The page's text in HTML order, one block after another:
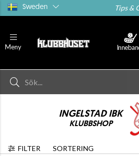
Sweden Tips &
Meny
INGELSTAD IBK
KLUBBSHOP
FILTER SORTERING